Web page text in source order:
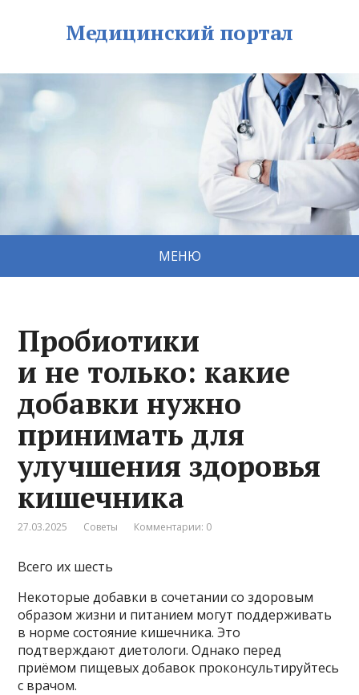
Медицинский портал
МЕНЮ
Пробиотики
и не только: какие
добавки нужно
принимать для
улучшения здоровья
кишечника
27.03.2025 Советы Комментарии: 0
Всего их шесть
Некоторые добавки в сочетании со здоровым
образом жизни и питанием могут поддерживать
в норме состояние кишечника. Это
подтверждают диетологи. Однако перед
приёмом пищевых добавок проконсультируйтесь
с врачом.